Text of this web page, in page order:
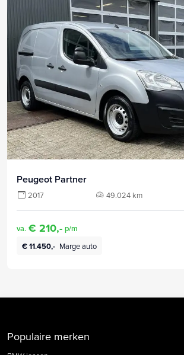
Peugeot Partner
2017 49.024 km
va. € 210,- p/m
€ 11.450,- Marge auto
Populaire merken